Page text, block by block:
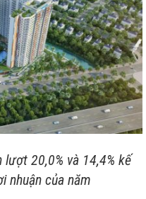
20,0% và 14,4% kế
nhuận của năm